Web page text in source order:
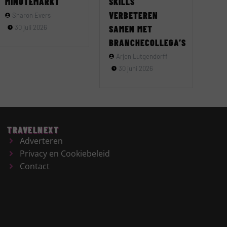
Sharon Evers
30 juli 2026
VERBETEREN
SAMEN MET
BRANCHECOLLEGA’S
Arjen Lutgendorff
30 juni 2026
TRAVELNEXT
Adverteren
Privacy en Cookiebeleid
Contact